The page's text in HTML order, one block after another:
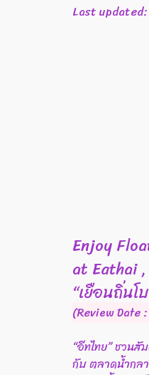
Last
Enjoy
at Eathai
“เยือนถิ่น
(Review Date
“อีทไทย” ชวน
กับ ตลาดน้ำกล